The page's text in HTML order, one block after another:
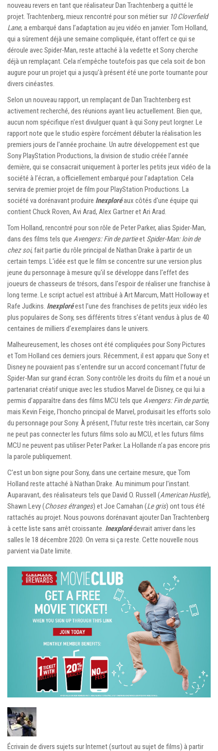
nouveau revers en tant que réalisateur Dan Trachtenberg a quitté le
projet. Trachtenberg, mieux rencontré pour son métier sur 10 Cloverfield
Lane, a embarqué dans l’adaptation au jeu vidéo en janvier. Tom Holland,
qui a sûrement déjà une semaine compliquée, étant offert ce qui se
déroule avec Spider-Man, reste attaché à la vedette et Sony cherche
déjà un remplaçant. Cela n’empêche toutefois pas que cela soit de bon
augure pour un projet qui a jusqu’à présent été une porte tournante pour
divers cinéastes.
Selon un nouveau rapport, un remplaçant de Dan Trachtenberg est
activement recherché, des réunions ayant lieu actuellement. Bien que,
aucun nom spécifique n'est divulguer quant à qui Sony peut lorgner. Le
rapport note que le studio espère forcément débuter la réalisation les
premiers jours de l'année prochaine. Un autre développement est que
Sony PlayStation Productions, la division de studio créée l’année
dernière, qui se consacrait uniquement à porter les petits jeux vidéo de la
société à l’écran, a officiellement embarqué pour l’adaptation. Cela
servira de premier projet de film pour PlayStation Productions. La
société va dorénavant produire Inexploréaux côtés d'une équipe qui
contient Chuck Roven, Avi Arad, Alex Gartner et Ari Arad.
Tom Holland, rencontré pour son rôle de Peter Parker, alias Spider-Man,
dans des films tels que Avengers: Fin de partieet Spider-Man: loin de
chez soi, fait partie du rôle principal de Nathan Drake à partir de un
certain temps. L'idée est que le film se concentre sur une version plus
jeune du personnage à mesure qu'il se développe dans l'effet des
joueurs de chasseurs de trésors, dans l'espoir de réaliser une franchise à
long terme. Le script actuel est attribué à Art Marcum, Matt Holloway et
Rafe Judkins. Inexploréest l’une des franchises de petits jeux vidéo les
plus populaires de Sony, ses différents titres s’étant vendus à plus de 40
centaines de milliers d’exemplaires dans le univers.
Malheureusement, les choses ont été compliquées pour Sony Pictures
et Tom Holland ces derniers jours. Récemment, il est apparu que Sony et
Disney ne pouvaient pas s'entendre sur un accord concernant l'futur de
Spider-Man sur grand écran. Sony contrôle les droits du film et a noué un
partenariat créatif unique avec les studios Marvel de Disney, ce qui lui a
permis d’apparaître dans des films MCU tels que Avengers: Fin de partie,
mais Kevin Feige, l'honcho principal de Marvel, produisait les efforts solo
du personnage pour Sony. À présent, l'futur reste très incertain, car Sony
ne peut pas connecter les futurs films solo au MCU, et les futurs films
MCU ne peuvent pas utiliser Peter Parker. La Hollande n’a pas encore pris
la parole publiquement.
C’est un bon signe pour Sony, dans une certaine mesure, que Tom
Holland reste attaché à Nathan Drake. Au minimum pour l'instant.
Auparavant, des réalisateurs tels que David O. Russell (American Hustle),
Shawn Levy (Choses étranges) et Joe Carnahan (Le gris) ont tous été
rattachés au projet. Nous pouvons dorénavant ajouter Dan Trachtenberg
à cette liste sans arrêt croissante. Inexplorédevrait arriver dans les
salles le 18 décembre 2020. On verra si ça reste. Cette nouvelle nous
parvient via Date limite.
Écrivain de divers sujets sur Internet (surtout au sujet de films) à partir